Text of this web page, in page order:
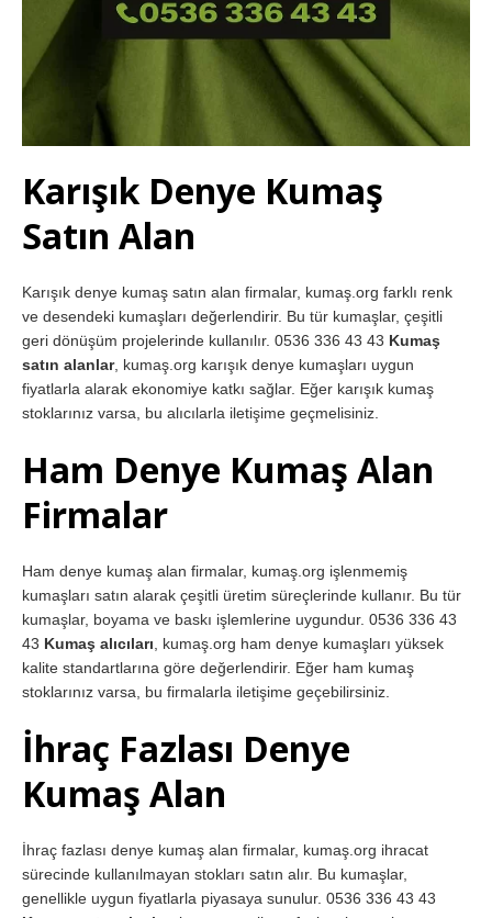
Karışık Denye Kumaş
Satın Alan
Karışık denye kumaş satın alan firmalar, kumaş.org farklı renk
ve desendeki kumaşları değerlendirir. Bu tür kumaşlar, çeşitli
geri dönüşüm projelerinde kullanılır. 0536 336 43 43 Kumaş
satın alanlar, kumaş.org karışık denye kumaşları uygun
fiyatlarla alarak ekonomiye katkı sağlar. Eğer karışık kumaş
stoklarınız varsa, bu alıcılarla iletişime geçmelisiniz.
Ham Denye Kumaş Alan
Firmalar
Ham denye kumaş alan firmalar, kumaş.org işlenmemiş
kumaşları satın alarak çeşitli üretim süreçlerinde kullanır. Bu tür
kumaşlar, boyama ve baskı işlemlerine uygundur. 0536 336 43
43 Kumaş alıcıları , kumaş.org ham denye kumaşları yüksek
kalite standartlarına göre değerlendirir. Eğer ham kumaş
stoklarınız varsa, bu firmalarla iletişime geçebilirsiniz.
İhraç Fazlası Denye
Kumaş Alan
İhraç fazlası denye kumaş alan firmalar, kumaş.org ihracat
sürecinde kullanılmayan stokları satın alır. Bu kumaşlar,
genellikle uygun fiyatlarla piyasaya sunulur. 0536 336 43 43